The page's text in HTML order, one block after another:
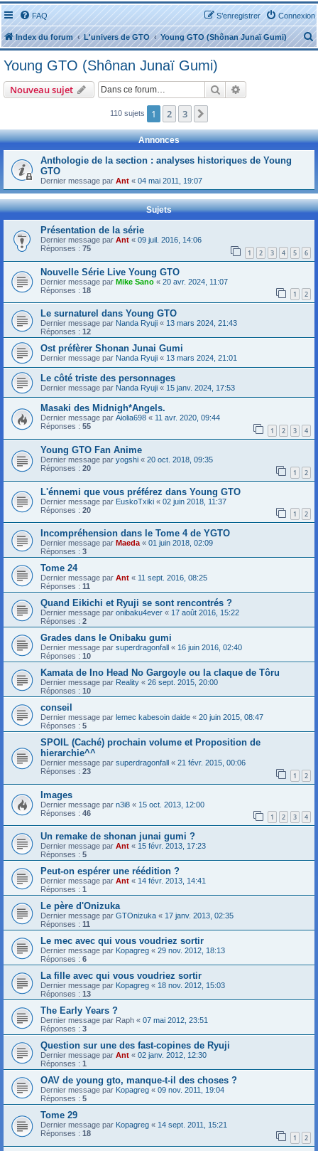
FAQ Connexion
S’enregistrer
Index du forum L'univers de GTO Young GTO (Shônan Junaï Gumi)
e
c
Young GTO (Shônan Junaï Gumi)
Nouveau sujet Rechercher
110 sujets 1 2 3
Annonces
Anthologie de la section : analyses historiques de Young
GTO
Dernier message par Ant « 04 mai 2011, 19:07
Sujets
Présentation de la série
Dernier message par Ant « 09 juil. 2016, 14:06
Réponses : 75 1 2 3 4 5 6
Nouvelle Série Live Young GTO
Dernier message par Mike Sano « 20 avr. 2024, 11:07
Réponses : 18 1 2
Le surnaturel dans Young GTO
Dernier message par Nanda Ryuji « 13 mars 2024, 21:43
Réponses : 12
Ost préfèrer Shonan Junai Gumi
Dernier message par Nanda Ryuji « 13 mars 2024, 21:01
Le côté triste des personnages
Dernier message par Nanda Ryuji « 15 janv. 2024, 17:53
Masaki des Midnigh*Angels.
Dernier message par Aiolia698 « 11 avr. 2020, 09:44
Réponses : 55 1 2 3 4
Young GTO Fan Anime
Dernier message par yogshi « 20 oct. 2018, 09:35
Réponses : 20 1 2
L'énnemi que vous préférez dans Young GTO
Dernier message par EuskoTxiki « 02 juin 2018, 11:37
Réponses : 20 1 2
Incompréhension dans le Tome 4 de YGTO
Dernier message par Maeda « 01 juin 2018, 02:09
Réponses : 3
Tome 24
Dernier message par Ant « 11 sept. 2016, 08:25
Réponses : 11
Quand Eikichi et Ryuji se sont rencontrés ?
Dernier message par onibaku4ever « 17 août 2016, 15:22
Réponses : 2
Grades dans le Onibaku gumi
Dernier message par superdragonfall « 16 juin 2016, 02:40
Réponses : 10
Kamata de Ino Head No Gargoyle ou la claque de Tôru
Dernier message par Reality « 26 sept. 2015, 20:00
Réponses : 10
conseil
Dernier message par lemec kabesoin daide « 20 juin 2015, 08:47
Réponses : 5
SPOIL (Caché) prochain volume et Proposition de
hierarchie^^
Dernier message par superdragonfall « 21 févr. 2015, 00:06
Réponses : 23 1 2
Images
Dernier message par n3i8 « 15 oct. 2013, 12:00
Réponses : 46 1 2 3 4
Un remake de shonan junai gumi ?
Dernier message par Ant « 15 févr. 2013, 17:23
Réponses : 5
Peut-on espérer une réédition ?
Dernier message par Ant « 14 févr. 2013, 14:41
Réponses : 1
Le père d'Onizuka
Dernier message par GTOnizuka « 17 janv. 2013, 02:35
Réponses : 11
Le mec avec qui vous voudriez sortir
Dernier message par Kopagreg « 29 nov. 2012, 18:13
Réponses : 6
La fille avec qui vous voudriez sortir
Dernier message par Kopagreg « 18 nov. 2012, 15:03
Réponses : 13
The Early Years ?
Dernier message par Raph « 07 mai 2012, 23:51
Réponses : 3
Question sur une des fast-copines de Ryuji
Dernier message par Ant « 02 janv. 2012, 12:30
Réponses : 1
OAV de young gto, manque-t-il des choses ?
Dernier message par Kopagreg « 09 nov. 2011, 19:04
Réponses : 5
Tome 29
Dernier message par Kopagreg « 14 sept. 2011, 15:21
Réponses : 18 1 2